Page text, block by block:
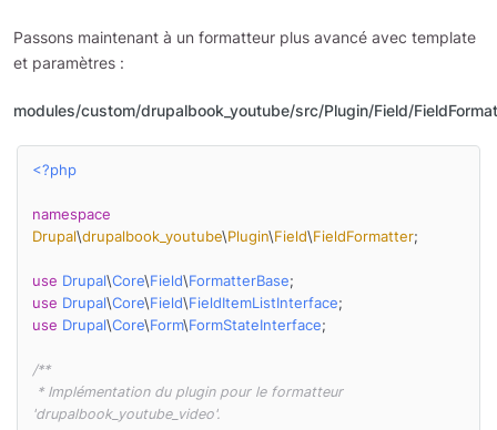
Passons maintenant à un formatteur plus avancé avec template
et paramètres :
modules/custom/drupalbook_youtube/src/Plugin/Field/
<?php
namespace
Drupal\drupalbook_youtube\Plugin\Field\FieldFormatter;
use Drupal\Core\Field\FormatterBase
use Drupal\Core\Field\FieldItemListInterface
use Drupal\Core\Form\FormStateInterface;
/**
'drupalbook_youtube_video'.